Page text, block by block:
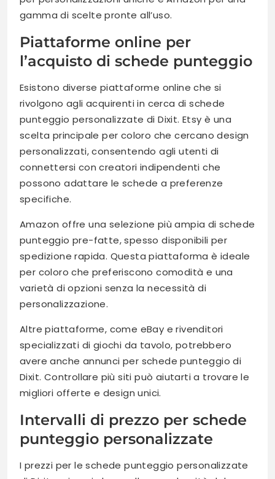
gamma di scelte pronte all’uso.
Piattaforme online per
l’acquisto di schede punteggio
Esistono diverse piattaforme online che si
rivolgono agli acquirenti in cerca di schede
punteggio personalizzate di Dixit. Etsy è una
scelta principale per coloro che cercano design
personalizzati, consentendo agli utenti di
connettersi con creatori indipendenti che
possono adattare le schede a preferenze
specifiche.
Amazon offre una selezione più ampia di schede
punteggio pre-fatte, spesso disponibili per
spedizione rapida. Questa piattaforma è ideale
per coloro che preferiscono comodità e una
varietà di opzioni senza la necessità di
personalizzazione.
Altre piattaforme, come eBay e rivenditori
specializzati di giochi da tavolo, potrebbero
avere anche annunci per schede punteggio di
Dixit. Controllare più siti può aiutarti a trovare le
migliori offerte e design unici.
Intervalli di prezzo per schede
punteggio personalizzate
I prezzi per le schede punteggio personalizzate